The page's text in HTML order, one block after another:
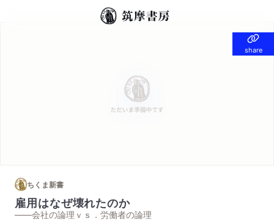
share
share
ちくま新書
雇用はなぜ壊れたのか
——会社の論理ｖｓ．労働者の論理